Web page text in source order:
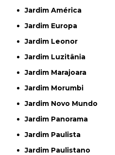
Jardim América
Jardim Europa
Jardim Leonor
Jardim Luzitânia
Jardim Marajoara
Jardim Morumbi
Jardim Novo Mundo
Jardim Panorama
Jardim Paulista
Jardim Paulistano